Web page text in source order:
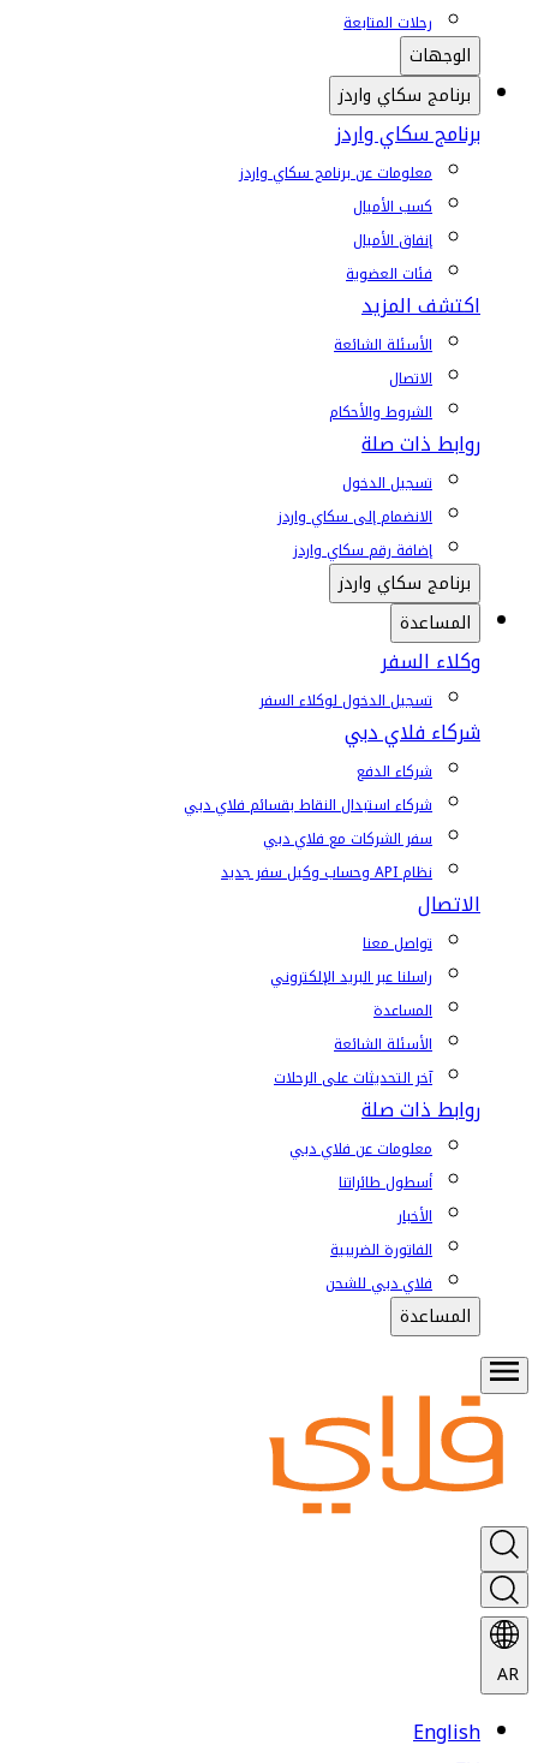
رحلات المتابعة
الوجهات
برنامج سكاي واردز
برنامج سكاي واردز
معلومات عن برنامج سكاي واردز
كسب الأميال
إنفاق الأميال
فئات العضوية
اكتشف المزيد
الأسئلة الشائعة
الاتصال
الشروط والأحكام
روابط ذات صلة
تسجيل الدخول
الانضمام إلى سكاي واردز
إضافة رقم سكاي واردز
برنامج سكاي واردز
المساعدة
وكلاء السفر
تسجيل الدخول لوكلاء السفر
شركاء فلاي دبي
شركاء الدفع
شركاء استبدال النقاط بقسائم فلاي دبي
سفر الشركات مع فلاي دبي
نظام API وحساب وكيل سفر جديد
الاتصال
تواصل معنا
راسلنا عبر البريد الإلكتروني
المساعدة
الأسئلة الشائعة
آخر التحديثات على الرحلات
روابط ذات صلة
معلومات عن فلاي دبي
أسطول طائراتنا
الأخبار
الفاتورة الضريبية
فلاي دبي للشحن
المساعدة
AR
English